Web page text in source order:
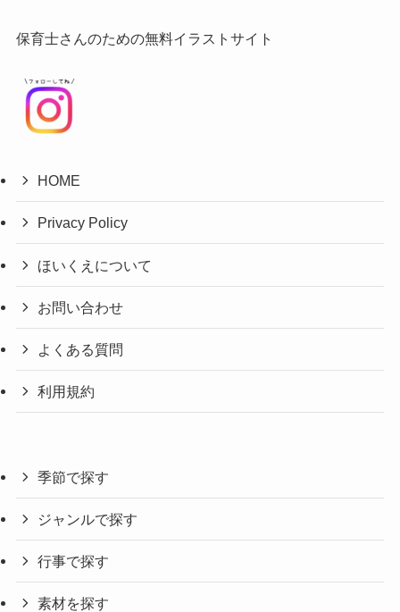
保育士さんのための無料イラストサイト
HOME
Privacy Policy
ほいくえについて
お問い合わせ
よくある質問
利用規約
季節で探す
ジャンルで探す
行事で探す
素材を探す